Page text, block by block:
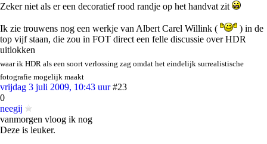
Zeker niet als er een decoratief rood randje op het handvat zit
Ik zie trouwens nog een werkje van Albert Carel Willink (
) in de
top vijf staan, die zou in FOT direct een felle discussie over HDR
uitlokken
waar ik HDR als een soort verlossing zag omdat het eindelijk surrealistische
fotografie mogelijk maakt
vrijdag 3 juli 2009, 10:43 uur #23
0
neegij
vanmorgen vloog ik nog
Deze is leuker.